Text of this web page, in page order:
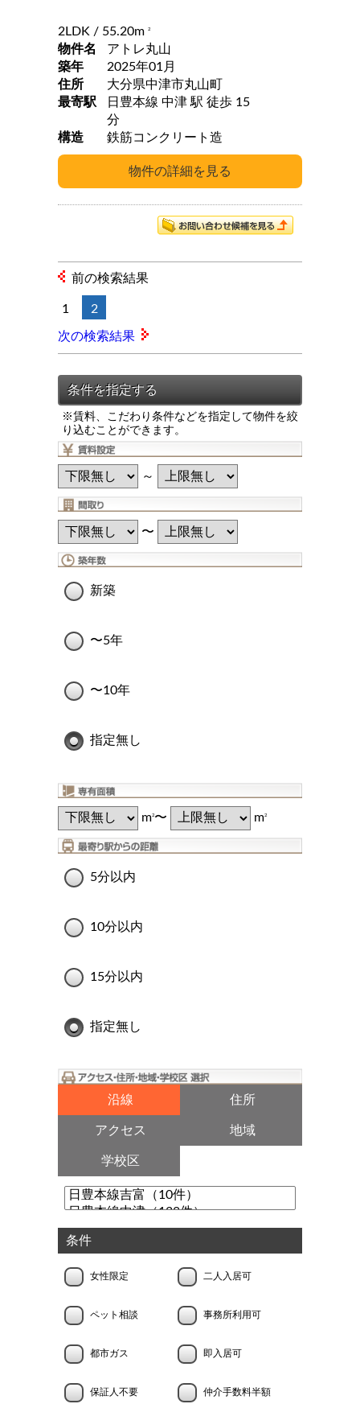
※賃料、こだわり条件などを指定して物件を絞
り込むことができます。
～
〜
新築
〜5年
〜10年
指定無し
m2〜 m2
5分以内
10分以内
15分以内
指定無し
沿線 住所
アクセス 地域
学校区
条件
女性限定 二人入居可
ペット相談 事務所利用可
都市ガス 即入居可
保証人不要 仲介手数料半額
2LDK / 55.20m 2
物件名
アトレ丸山
築年
2025年01月
住所
大分県中津市丸山町
最寄駅
日豊本線 中津 駅 徒歩 15
分
構造
鉄筋コンクリート造
前の検索結果
1 2
次の検索結果